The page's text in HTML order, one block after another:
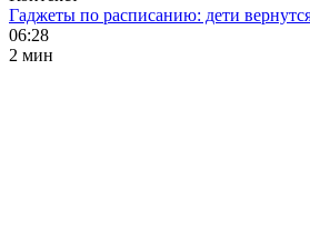
Гаджеты по расписанию: дети
06:28
2 мин